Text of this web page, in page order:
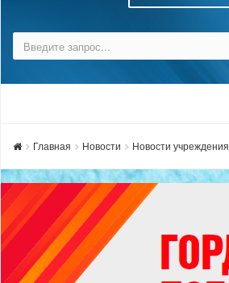
Главная Новости Новости учреждения